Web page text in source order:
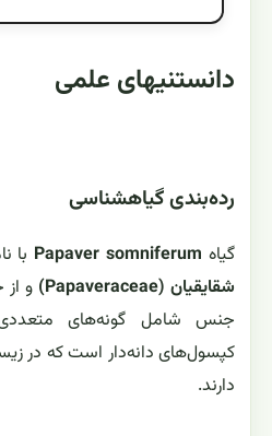
دانستنیهای علمی
رده‌بندی گیاهشناسی
گیاه Papaver somniferum با
شقایقیان (Papaveraceae)
و
جنس شامل گونه‌های
کپسول‌های دانه‌دار است که در
دارند.